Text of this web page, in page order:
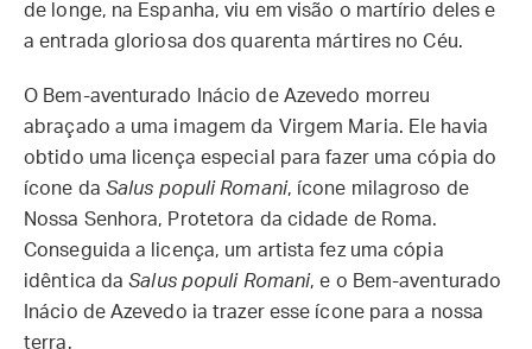
de longe, na Espanha, viu em visão o martírio deles e
a entrada gloriosa dos quarenta mártires no Céu.
O Bem-aventurado Inácio de Azevedo morreu
abraçado a uma imagem da Virgem Maria. Ele havia
obtido uma licença especial para fazer uma cópia do
ícone da Salus populi Romani, ícone milagroso de
Nossa Senhora, Protetora da cidade de Roma.
Conseguida a licença, um artista fez uma cópia
idêntica daSalus populi Romani, e o Bem-aventurado
Inácio de Azevedo ia trazer esse ícone para a nossa
terra.